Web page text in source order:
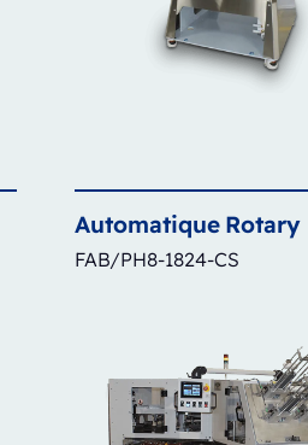
Automatique Rotary
FAB/PH8-1824-CS